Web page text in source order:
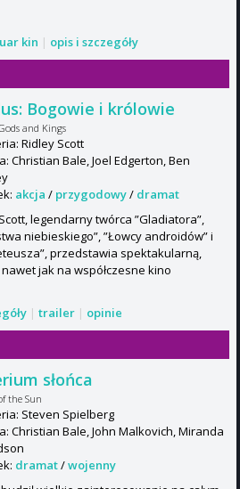
kin | opis i szczegóły
Bogowie i królowie
and Kings
Ridley Scott
Christian Bale, Joel Edgerton, Ben
akcja / przygodowy/ dramat
legendarny twórca ”Gladiatora”,
niebieskiego”, ”Łowcy androidów” i
przedstawia spektakularną,
jak na współczesne kino
| trailer | opinie
słońca
the Sun
Steven Spielberg
Christian Bale, John Malkovich, Miranda
dramat/wojenny